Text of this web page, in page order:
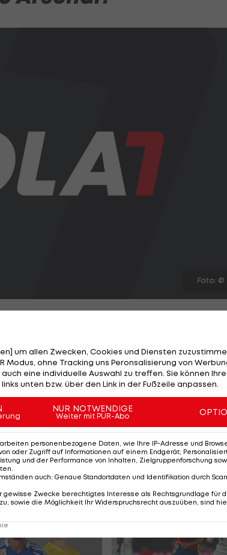
Foto: ©
schlägt Arsenal nun scheinbar neue
möglicher Transfer von Sami Khedira
Der Real-Profi soll 150.000 Pfund pro
will. Als billigere Alternative sollen
haben. Für ihn müsste Arsene Wenger
um allen Zwecken, Cookies und Diensten
Modus, ohne Tracking uns Peronsalisierung von
eine individuelle Auswahl zu treffen. Sie können
unten bzw. über den Link in der Fußzeile anpassen.
NUR NOTWENDIGE
Weiter mit PUR-Abo
personenbezogene Daten, wie Ihre IP-Adresse und
oder Zugriff auf Informationen auf einem Endgerät;
und der Performance von Inhalten, Zielgruppenforschung
auch: Genaue Standortdaten und Identifikation durch
gewisse Zwecke berechtigtes Interesse als Rechtsgrundlage für
sowie die Möglichkeit Ihr Widerspruchsrecht auszuüben, sind